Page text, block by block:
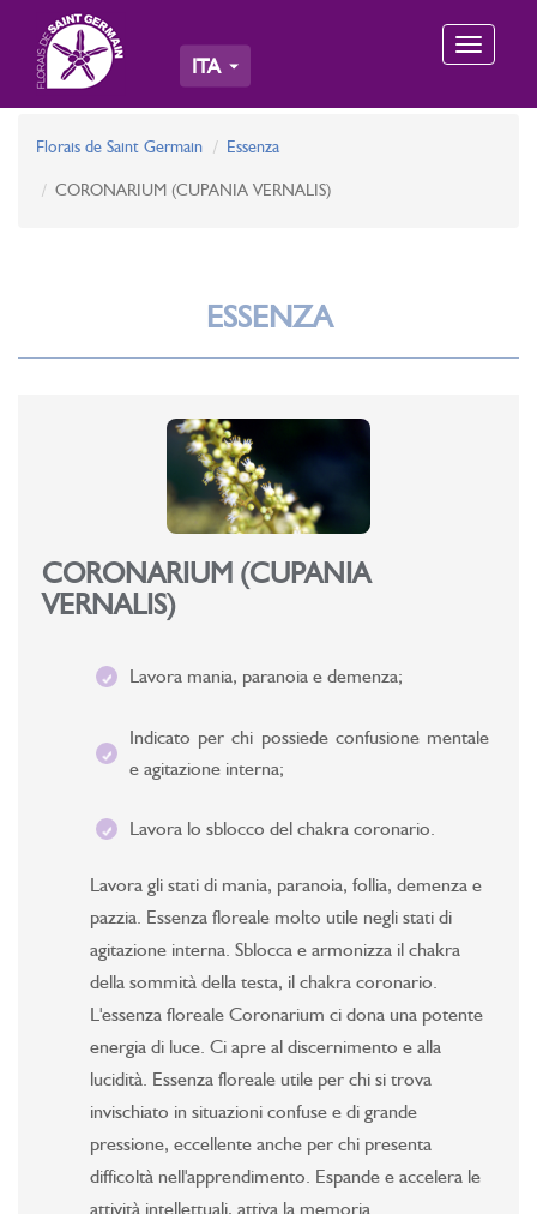
Toggle
ITA
Florais de Saint Germain Essenza
CORONARIUM (CUPANIA VERNALIS)
ESSENZA
CORONARIUM (CUPANIA
VERNALIS)
Lavora mania, paranoia e demenza;
Indicato per chi possiede confusione mentale
e agitazione interna;
Lavora lo sblocco del chakra coronario.
Lavora gli stati di mania, paranoia, follia, demenza e
pazzia. Essenza floreale molto utile negli stati di
agitazione interna. Sblocca e armonizza il chakra
della sommità della testa, il chakra coronario.
L'essenza floreale Coronarium ci dona una potente
energia di luce. Ci apre al discernimento e alla
lucidità. Essenza floreale utile per chi si trova
invischiato in situazioni confuse e di grande
pressione, eccellente anche per chi presenta
difficoltà nell'apprendimento. Espande e accelera le
attività intellettuali, attiva la memoria.